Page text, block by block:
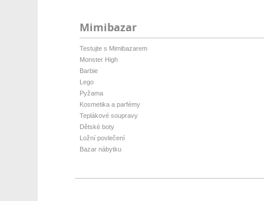
Mimibazar
Testujte s Mimibazarem
Monster High
Barbie
Lego
Pyžama
Kosmetika a parfémy
Teplákové soupravy
Dětské boty
Ložní povlečení
Bazar nábytku